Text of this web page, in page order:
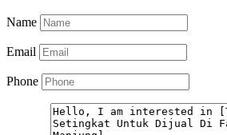
Name
Email
Phone